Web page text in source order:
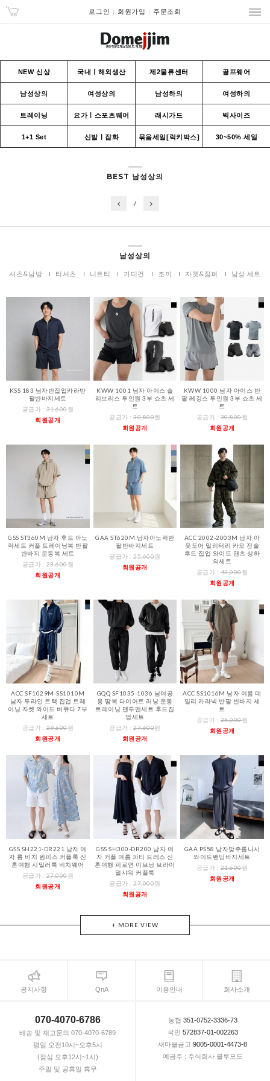
로그인 회원가입 주문조회
NEW 신상 국내ㅣ해외생산 제2물류센터 골프웨어
남성상의 여성상의 남성하의 여성하의
트레이닝 요가ㅣ스포츠웨어 래시가드 빅사이즈
1+1 Set 신발ㅣ잡화 묶음세일[럭키박스] 30~50% 세일
BEST 남성상의
/
남성상의
셔츠&남방 티셔츠 니트티 가디건 조끼 자켓&점퍼 남성 세트
KSS 183 남자반집업카라반
팔반바지세트
공급가 :31,600원
회원공개
KWW 1001 남자 아이스 슬
리브리스 투인원 3부 쇼츠 세
트
공급가 :30,800원
회원공개
KWW 1000 남자 아이스 반
팔 레깅스 투인원 3부 쇼츠 세
트
공급가 : 30,800원
회원공개
GSS ST360M 남자 후드 아노
락세트 커플 트레이닝복 반팔
반바지 운동복 세트
공급가 :23,600원
회원공개
GAA ST620M 남자아노락반
팔반바지세트
공급가 :25,600원
회원공개
ACC 2002-2003M 남자 아
웃도어 밀리터리 카모 전술
후드 집업 와이드 팬츠 상하
의세트
공급가 : 43,000원
회원공개
ACC SF1029M-SS1010M
남자 투라인 트랙 집업 트레
이닝 자켓 와이드 버뮤다 7부
세트
공급가 :29,600원
회원공개
GQQ SF1035-1036 남여공
용 땀복 다이어트 러닝 운동
트레이닝 맨투맨세트 후드집
업세트
공급가 :27,600원
회원공개
ACC SS1016M 남자 여름 데
일리 카라넥 반팔 반바지 세
트
공급가 : 25,000원
회원공개
GSS SH221-DR221 남자 여
자 롱 비치 원피스 커플룩 신
혼여행 시밀러룩 비치웨어
공급가 :27,000원
회원공개
GSS SH300-DR200 남자 여
자 커플 여름 파티 드레스 신
혼여행 피로연 이브닝 브라이
덜샤워 커플룩
공급가 :27,000원
회원공개
GAA PS58 남자맞주름나시
와이드밴딩바지세트
공급가 : 21,600원
회원공개
+ MORE VIEW
공지사항 QnA 이용안내 회사소개
070-4070-6786
배송 및 재고문의 070-4070-6789
평일 오전10시~오후5시
(점심 오후12시~1시)
주말 및 공휴일 휴무
농협 351-0752-3336-73
국민 572837-01-002263
새마을금고 9005-0001-4473-8
예금주 : 주식회사 블루모드